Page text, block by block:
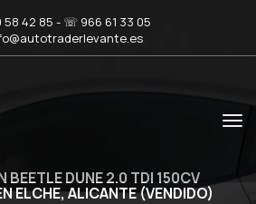
58 42 85 - ☏ 966 61 33 05
BEETLE DUNE 2.0 TDI 150CV
ELCHE, ALICANTE (VENDIDO)